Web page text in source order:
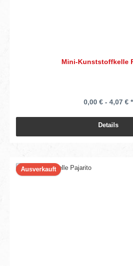
Mini-Kunststoffkelle
0,00 € - 4,07 € *
Details
Ausverkauft